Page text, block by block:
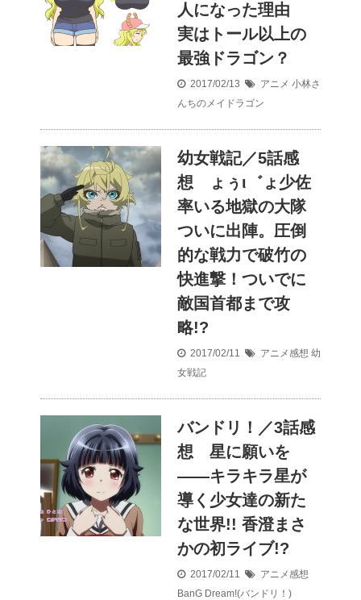
人になった理由
実はトール以上の
最強ドラゴン？
2017/02/13 アニメ 小林さ
んちのメイドラゴン
幼女戦記／5話感
想 ょぅι゛ょ少佐
率いる地獄の大隊
ついに出陣。圧倒
的な戦力で破竹の
快進撃！ついでに
敵国首都まで攻
略!?
2017/02/11 アニメ感想 幼
女戦記
バンドリ！／3話感
想 星に願いを
――キラキラ星が
導く少女達の新た
な世界!! 香澄まさ
かの初ライブ!?
2017/02/11
アニメ感想
BanG Dream!(バンドリ！)